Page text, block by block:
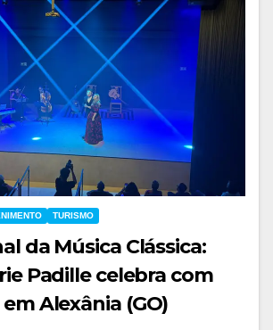
TURISMO
da Música Clássica:
Padille celebra com
Alexânia (GO)